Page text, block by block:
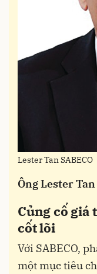
Lester Tan SABECO
Ông Lester
Củng cố giá
cốt lõi
Với SABECO,
một mục tiêu